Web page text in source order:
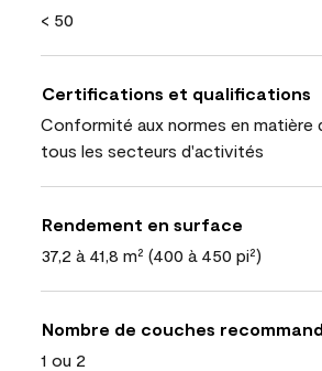
< 50
Certifications et qualifications
Conformité aux normes en matière
tous les secteurs d'activités
Rendement en surface
37,2 à 41,8 m² (400 à 450 pi²)
Nombre de couches
1 ou 2